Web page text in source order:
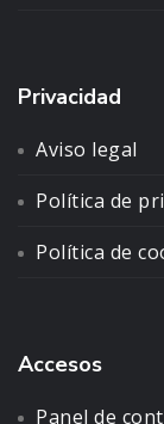
Privacidad
Aviso legal
Política de
Política de
Accesos
Panel de